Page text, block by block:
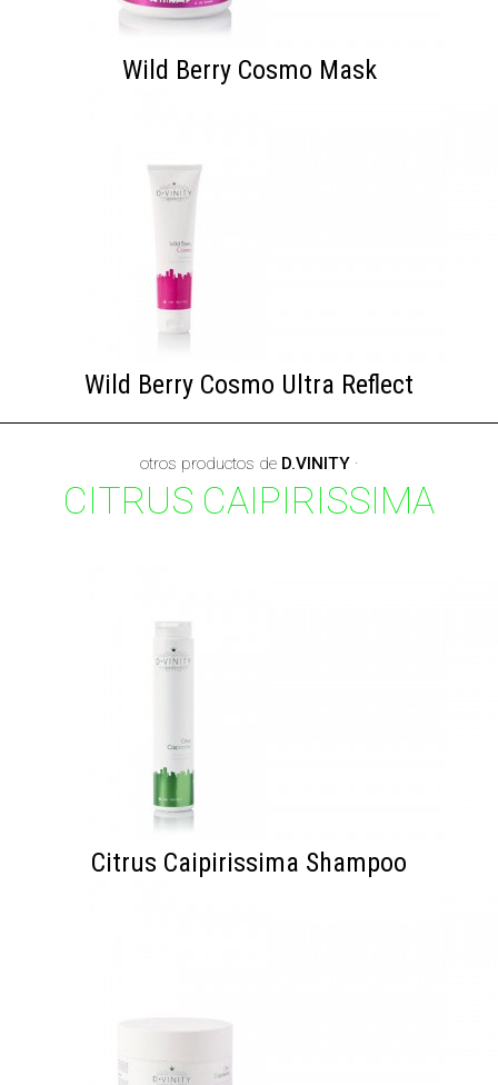
Wild Berry Cosmo Mask
Wild Berry Cosmo Ultra Reflect
otros productos de D.VINITY·
CITRUS CAIPIRISSIMA
Citrus Caipirissima Shampoo